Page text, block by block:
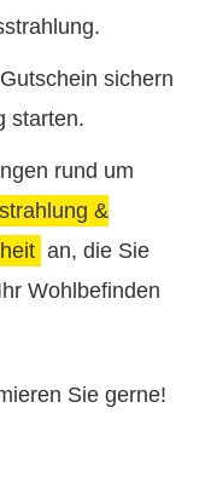
sichern
starten.
rund um
&
an, die Sie
Wohlbefinden
Sie gerne!